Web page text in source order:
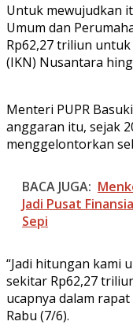
Untuk mewujudkan
Umum dan
Rp62,27 triliun
(IKN) Nusantara
Menteri PUPR
anggaran itu, sejak
menggelontorkan
BACA JUGA:
Jadi Pusat
Sepi
“Jadi hitungan kami
sekitar Rp62,27
ucapnya dalam rapat
Rabu (7/6).